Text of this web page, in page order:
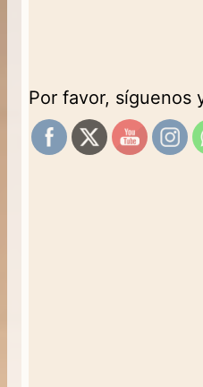
Por favor, síguenos